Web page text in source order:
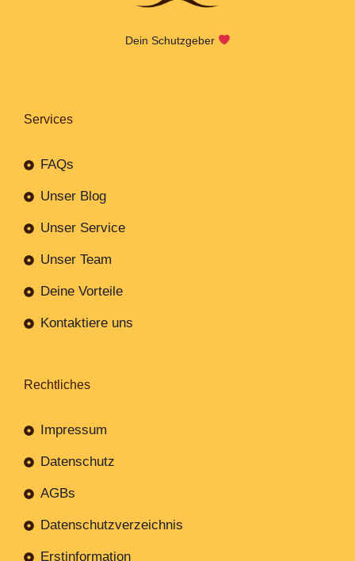
Dein Schutzgeber
Services
FAQs
Unser Blog
Unser Service
Unser Team
Deine Vorteile
Kontaktiere uns
Rechtliches
Impressum
Datenschutz
AGBs
Datenschutzverzeichnis
Erstinformation